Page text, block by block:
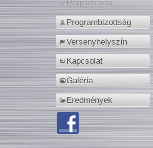
Regisztráció
Programbizottság
Versenyhelyszín
Kapcsolat
Galéria
Eredmények